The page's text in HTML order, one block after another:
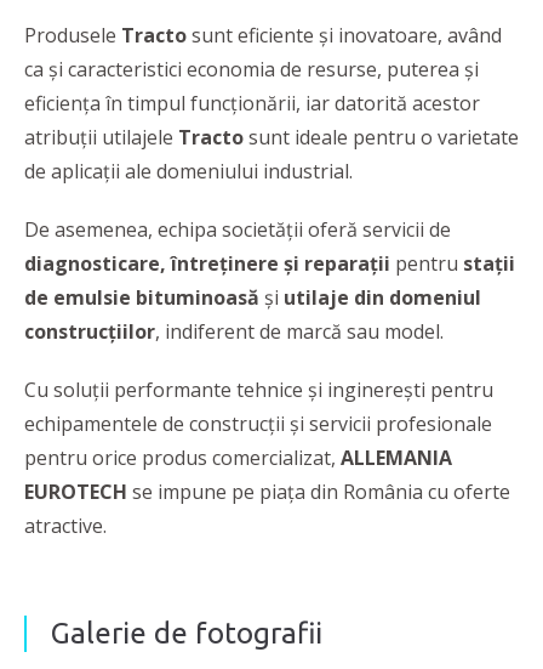
Produsele Tractosunt eficiente şi inovatoare, având
ca şi caracteristici economia de resurse, puterea şi
eficienţa în timpul funcţionării, iar datorită acestor
atribuţii utilajele Tractosunt ideale pentru o varietate
de aplicaţii ale domeniului industrial.
De asemenea, echipa societăţii oferă servicii de
diagnosticare, întreţinere şi reparaţii pentru staţii
de emulsie bituminoasă şi utilaje din domeniul
construcţiilor, indiferent de marcă sau model.
Cu soluții performante tehnice și inginerești pentru
echipamentele de construcții și servicii profesionale
pentru orice produs comercializat, ALLEMANIA
EUROTECH se impune pe piața din România cu oferte
atractive.
Galerie de fotografii